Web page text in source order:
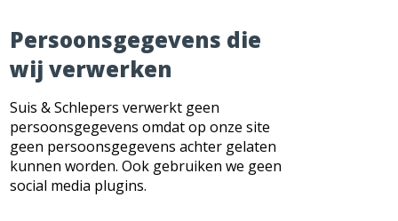
Persoonsgegevens die
wij verwerken
Suis & Schlepers verwerkt geen
persoonsgegevens omdat op onze site
geen persoonsgegevens achter gelaten
kunnen worden. Ook gebruiken we geen
social media plugins.